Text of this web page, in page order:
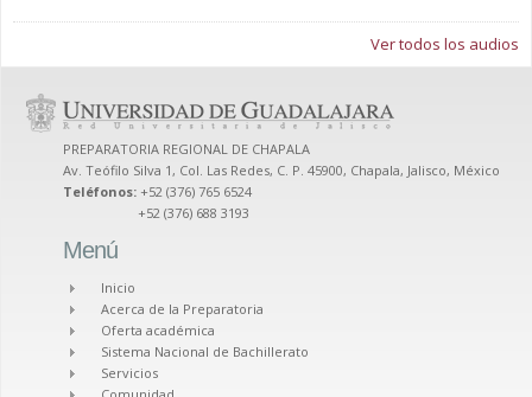
Ver todos los audios
PREPARATORIA REGIONAL DE CHAPALA
Av. Teófilo Silva 1, Col. Las Redes, C. P. 45900, Chapala, Jalisco, México
Teléfonos: +52 (376) 765 6524
+52 (376) 688 3193
Menú
Inicio
Acerca de la Preparatoria
Oferta académica
Sistema Nacional de Bachillerato
Servicios